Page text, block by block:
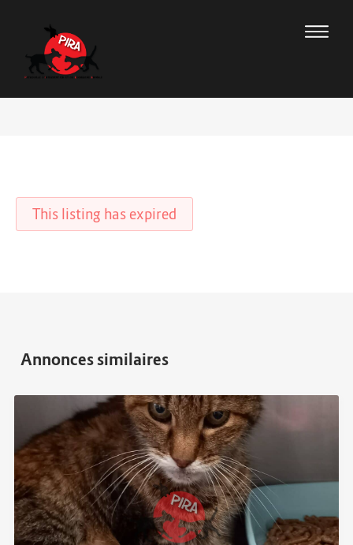
This listing has expired